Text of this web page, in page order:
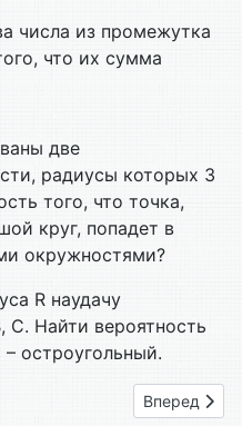
числа из промежутка
что их сумма
две
радиусы которых 3
того, что точка,
круг, попадет в
окружностями?
R наудачу
C. Найти вероятность
– остроугольный.
Следующий:
Вперед